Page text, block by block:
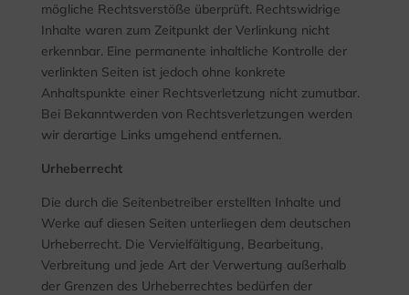
mögliche Rechtsverstöße überprüft. Rechtswidrige
Inhalte waren zum Zeitpunkt der Verlinkung nicht
erkennbar. Eine permanente inhaltliche Kontrolle der
verlinkten Seiten ist jedoch ohne konkrete
Anhaltspunkte einer Rechtsverletzung nicht zumutbar.
Bei Bekanntwerden von Rechtsverletzungen werden
wir derartige Links umgehend entfernen.
Urheberrecht
Die durch die Seitenbetreiber erstellten Inhalte und
Werke auf diesen Seiten unterliegen dem deutschen
Urheberrecht. Die Vervielfältigung, Bearbeitung,
Verbreitung und jede Art der Verwertung außerhalb
der Grenzen des Urheberrechtes bedürfen der